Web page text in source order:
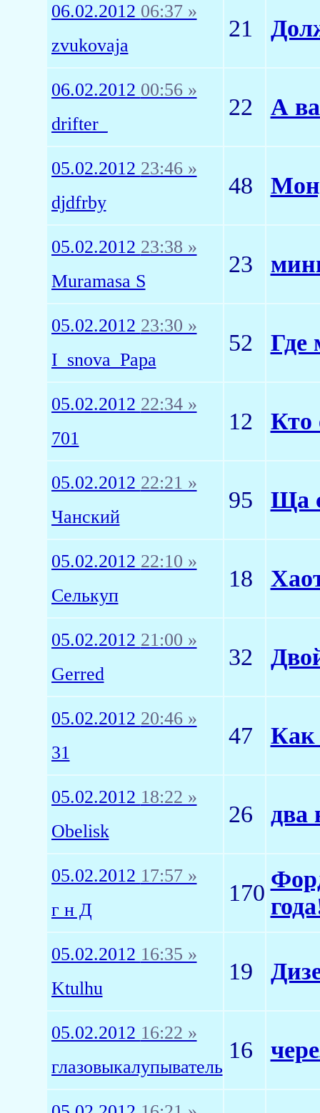
06.02.2012 06:37 »
zvukovaja
21
06.02.2012 00:56 »
drifter_
22 А
05.02.2012 23:46 »
djdfrby
48
05.02.2012 23:38 »
Muramasa S
23
05.02.2012 23:30 »
I_snova_Papa
52 Где
05.02.2012 22:34 »
701
12 Кто
05.02.2012 22:21 »
Чанский
95 Ща
05.02.2012 22:10 »
Селькуп
18
05.02.2012 21:00 »
Gerred
32
05.02.2012 20:46 »
31
47 Как
05.02.2012 18:22 »
Obelisk
26 два
05.02.2012 17:57 »
г н Д
170
05.02.2012 16:35 »
Ktulhu
19
05.02.2012 16:22 »
глазовыкалупыватель
16